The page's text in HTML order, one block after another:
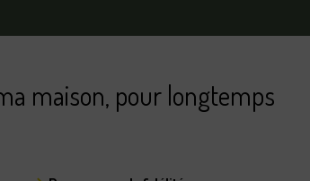
maison, pour longtemps